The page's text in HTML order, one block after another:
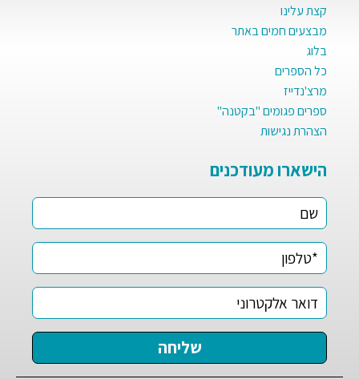
קצת עלינו
מבצעים חמים באתר
בלוג
כל הספרים
מרצ'נדייז
ספרים פגומים "בקטנה"
הצהרת נגישות
הישארו מעודכנים